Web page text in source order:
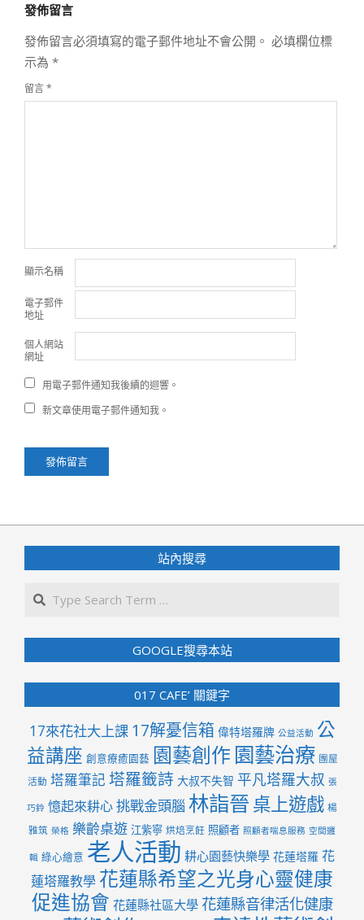
17
發佈留言
發佈留言必須填寫的電子郵件地址不會公開。 必填欄位標
示為 *
留言*
顯示名稱
電子郵件
地址
個人網站
網址
用電子郵件通知我後續的迴響。
新文章使用電子郵件通知我。
站內搜尋
GOOGLE搜尋本站
017 CAFE’ 關鍵字
17來花社大上課 17解憂信箱 偉特塔羅牌 公益活動 公
益講座 創意療癒園藝 園藝創作 園藝治療 團屋
活動 塔羅筆記 塔羅籤詩 大叔不失智 平凡塔羅大叔 張
巧鈴 憶起來耕心挑戰金頭腦 林詣晉桌上遊戲 楊
雅筑 榮格 樂齡桌遊 江紫寧 烘焙烹飪 照顧者 照顧者喘息服務 空間邏
輯 綠心繪意 老人活動 耕心園藝快樂學 花蓮塔羅 花
蓮塔羅教學 花蓮縣希望之光身心靈健康
促進協會 花蓮縣社區大學 花蓮縣音律活化健康